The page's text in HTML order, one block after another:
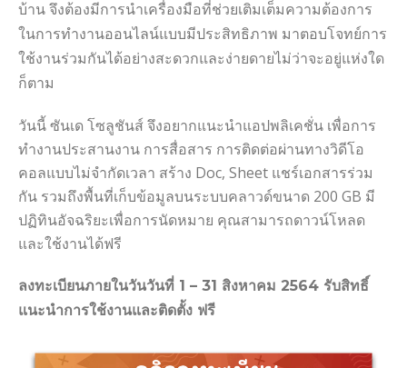
บ้าน จึงต้องมีการนำเครื่องมือที่ช่วยเติมเต็มความต้องการ
ในการทำงานออนไลน์แบบมีประสิทธิภาพ มาตอบโจทย์การ
ใช้งานร่วมกันได้อย่างสะดวกและง่ายดายไม่ว่าจะอยู่แห่งใด
ก็ตาม
วันนี้ ซันเด โซลูชันส์ จึงอยากแนะนำแอปพลิเคชั่น เพื่อการ
ทำงานประสานงาน การสื่อสาร การติดต่อผ่านทางวิดีโอ
คอลแบบไม่จำกัดเวลา สร้าง Doc, Sheet แชร์เอกสารร่วม
กัน รวมถึงพื้นที่เก็บข้อมูลบนระบบคลาวด์ขนาด 200 GB มี
ปฏิทินอัจฉริยะเพื่อการนัดหมาย คุณสามารถดาวน์โหลด
และใช้งานได้ฟรี
ลงทะเบียนภายในวันวันที่ 1 – 31 สิงหาคม 2564 รับสิทธิ์
แนะนำการใช้งานและติดตั้ง ฟรี